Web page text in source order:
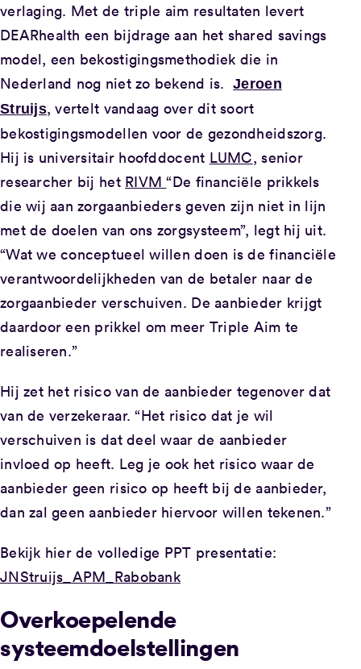
verlaging. Met de triple aim resultaten levert
DEARhealth een bijdrage aan het shared savings
model, een bekostigingsmethodiek die in
Nederland nog niet zo bekend is.Jeroen
Struijs, vertelt vandaag over dit soort
bekostigingsmodellen voor de gezondheidszorg.
Hij is universitair hoofddocent LUMC, senior
researcher bij het RIVM“De financiële prikkels
die wij aan zorgaanbieders geven zijn niet in lijn
met de doelen van ons zorgsysteem”, legt hij uit.
“Wat we conceptueel willen doen is de financiële
verantwoordelijkheden van de betaler naar de
zorgaanbieder verschuiven. De aanbieder krijgt
daardoor een prikkel om meer Triple Aim te
realiseren.”
Hij zet het risico van de aanbieder tegenover dat
van de verzekeraar. “Het risico dat je wil
verschuiven is dat deel waar de aanbieder
invloed op heeft. Leg je ook het risico waar de
aanbieder geen risico op heeft bij de aanbieder,
dan zal geen aanbieder hiervoor willen tekenen.”
Bekijk hier de volledige PPT presentatie:
JNStruijs_APM_Rabobank
Overkoepelende
systeemdoelstellingen